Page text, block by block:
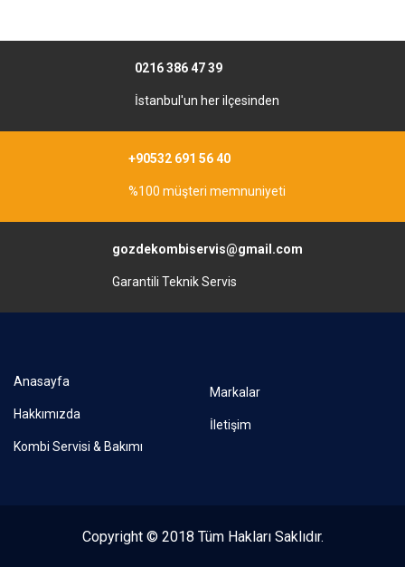
0216 386 47 39
İstanbul'un her ilçesinden
+90532 691 56 40
%100 müşteri memnuniyeti
gozdekombiservis@gmail.com
Garantili Teknik Servis
Anasayfa
Hakkımızda
Kombi Servisi & Bakımı
Markalar
İletişim
Copyright © 2018 Tüm Hakları Saklıdır.